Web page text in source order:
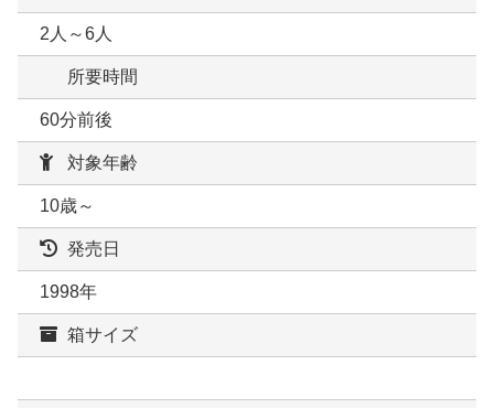
2人～6人
所要時間
60分前後
対象年齢
10歳～
発売日
1998年
箱サイズ